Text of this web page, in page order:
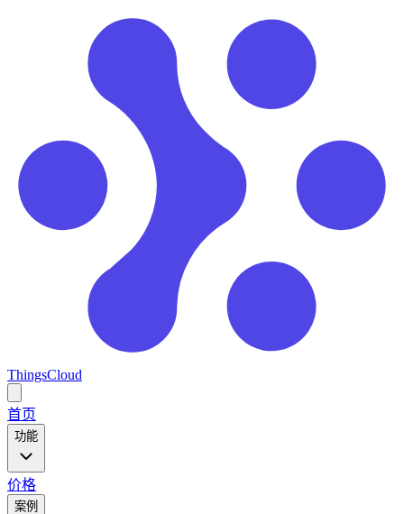
ThingsCloud
main
menu
首页
功能
价格
案例